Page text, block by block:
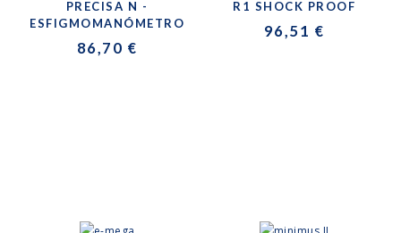
PRECISA N -
ESFIGMOMANÓMETRO
86,70 €
R1 SHOCK PROOF
96,51 €